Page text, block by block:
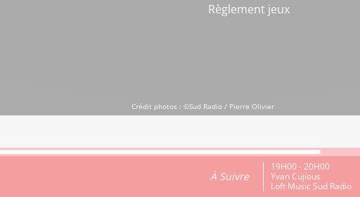
Règlement jeux
Crédit photos : ©Sud Radio / Pierre Olivier
À Suivre
19H00 - 20H00
Yvan Cujious
Loft Music Sud Radio